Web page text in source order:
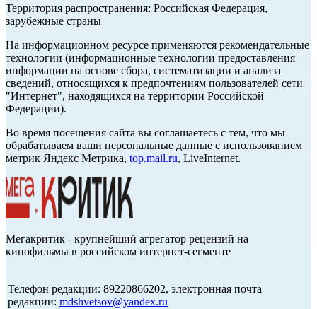
Территория распространения: Российская Федерация,
зарубежные страны
На информационном ресурсе применяются рекомендательные
технологии (информационные технологии предоставления
информации на основе сбора, систематизации и анализа
сведений, относящихся к предпочтениям пользователей сети
"Интернет", находящихся на территории Российской
Федерации).
Во время посещения сайта вы соглашаетесь с тем, что мы
обрабатываем ваши персональные данные с использованием
метрик Яндекс Метрика, top.mail.ru, LiveInternet.
Мегакритик - крупнейший агрегатор рецензий на
кинофильмы в российском интернет-сегменте
Телефон редакции: 89220866202, электронная почта
редакции: mdshvetsov@yandex.ru